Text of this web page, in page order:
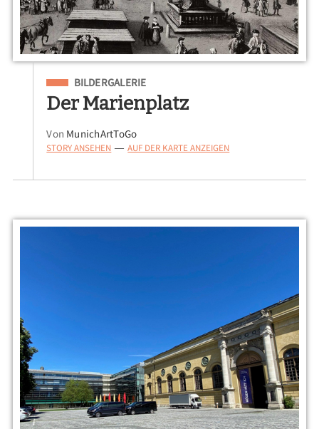
Eingeordnet unter
BILDERGALERIE
Der Marienplatz
Von MunichArtToGo
STORY ANSEHEN — AUF DER KARTE ANZEIGEN